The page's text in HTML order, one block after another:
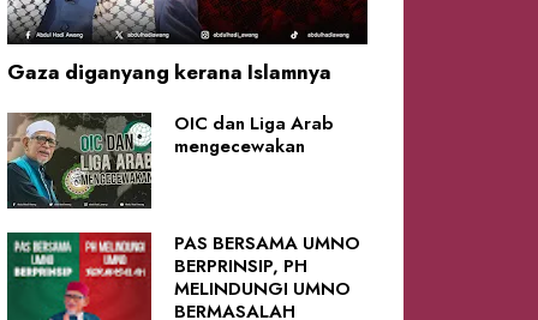
Gaza diganyang kerana Islamnya
OIC dan Liga Arab
mengecewakan
PAS BERSAMA UMNO
BERPRINSIP, PH
MELINDUNGI UMNO
BERMASALAH